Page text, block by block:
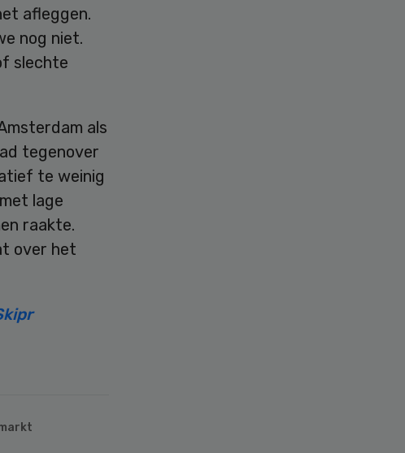
afleggen.
nog niet.
slechte
als
tegenover
te weinig
lage
raakte.
over het